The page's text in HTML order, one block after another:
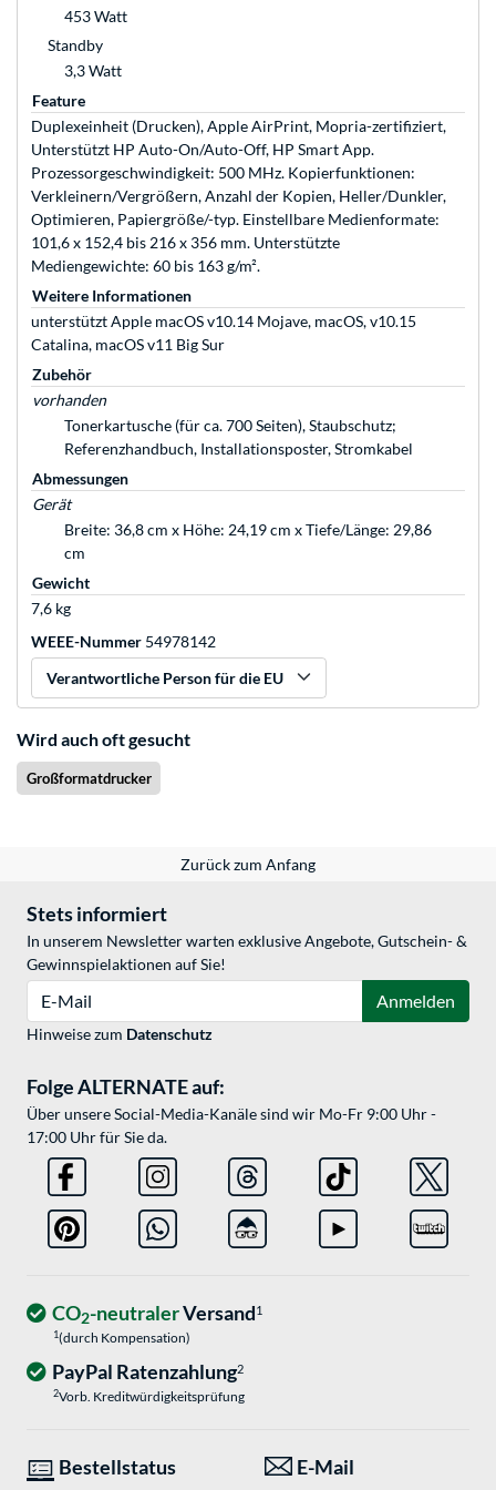
453 Watt
Standby
3,3 Watt
Feature
Duplexeinheit (Drucken), Apple AirPrint, Mopria-zertifiziert,
Unterstützt HP Auto-On/Auto-Off, HP Smart App.
Prozessorgeschwindigkeit: 500 MHz. Kopierfunktionen:
Verkleinern/Vergrößern, Anzahl der Kopien, Heller/Dunkler,
Optimieren, Papiergröße/-typ. Einstellbare Medienformate:
101,6 x 152,4 bis 216 x 356 mm. Unterstützte
Mediengewichte: 60 bis 163 g/m².
Weitere Informationen
unterstützt Apple macOS v10.14 Mojave, macOS, v10.15
Catalina, macOS v11 Big Sur
Zubehör
vorhanden
Tonerkartusche (für ca. 700 Seiten), Staubschutz;
Referenzhandbuch, Installationsposter, Stromkabel
Abmessungen
Gerät
Breite: 36,8 cm x Höhe: 24,19 cm x Tiefe/Länge: 29,86
cm
Gewicht
7,6 kg
WEEE-Nummer 54978142
Verantwortliche Person für die EU
Wird auch oft gesucht
Großformatdrucker
Zurück zum Anfang
Stets informiert
In unserem Newsletter warten exklusive Angebote, Gutschein- &
Gewinnspielaktionen auf Sie!
Anmelden
Hinweise zum Datenschutz
Folge ALTERNATE auf:
Über unsere Social-Media-Kanäle sind wir Mo-Fr 9:00 Uhr -
17:00 Uhr für Sie da.
CO2-neutralerVersand1
1(durch Kompensation)
PayPal Ratenzahlung2
2Vorb. Kreditwürdigkeitsprüfung
Bestellstatus
E-Mail